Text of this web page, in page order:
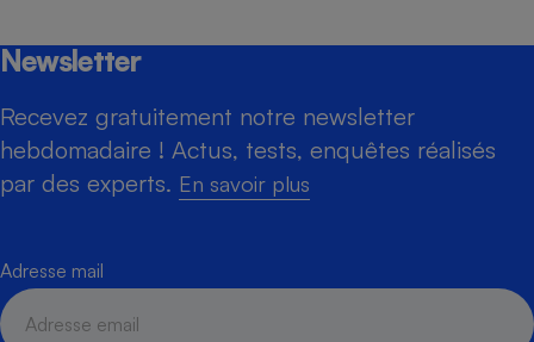
Newsletter
Recevez gratuitement notre newsletter
hebdomadaire ! Actus, tests, enquêtes réalisés
par des experts. En savoir plus
Adresse mail